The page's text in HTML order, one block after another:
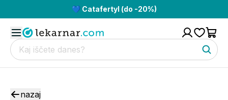
💙 Catafertyl (do -20%)
nazaj